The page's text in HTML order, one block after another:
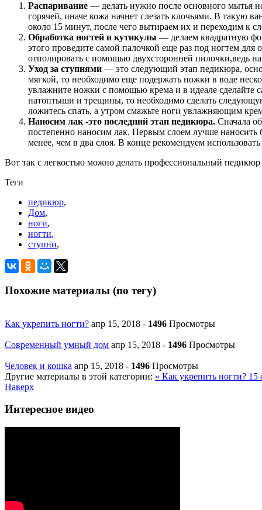
Распаривание — делать нужно после основного мытья
горячей, иначе кожа начнет слезать клочьями. В такую
около 15 минут, после чего вытираем их и переходим к
Обработка ногтей и кутикулы — делаем квадратную
этого проведите самой палочкой еще раз под ногтем
отполировать с помощью двухсторонней пилочки,ведь
Уход за ступнями — это следующий этап педикюра,
мягкой, то необходимо еще подержать ножки в воде
увлажните ножки с помощью крема и в идеале сделайте
натоптыши и трещины, то необходимо сделать
ложитесь спать, а утром смажьте ноги увлажняющим
Наносим лак -это последний этап педикюра. Сначала
постепенно наносим лак. Первым слоем лучше наносить
менее, чем в два слоя. В конце рекомендуем использовать
Вот так с легкостью можно делать профессиональный
Теги
педикюр,
Дом,
ноги,
ногти,
ступни,
Похожие материалы (по тегу)
Как укрепить ногти? апр 15, 2018 - 1496 Просмотры
Современный умный дом апр 15, 2018 - 1496 Просмотры
Человек и кошка апр 15, 2018 - 1496 Просмотры
Другие материалы в этой категории: « Как укрепить ногти? 15
Наверх
Интересное видео